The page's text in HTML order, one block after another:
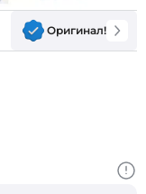
Оригинал!